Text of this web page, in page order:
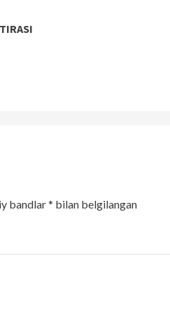
bandlar* bilan belgilangan